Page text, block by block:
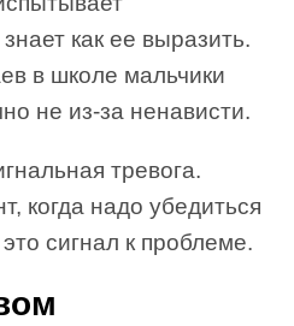
как ее выразить.
в школе мальчики
не из-за ненависти.
тревога.
когда надо убедиться
сигнал к проблеме.